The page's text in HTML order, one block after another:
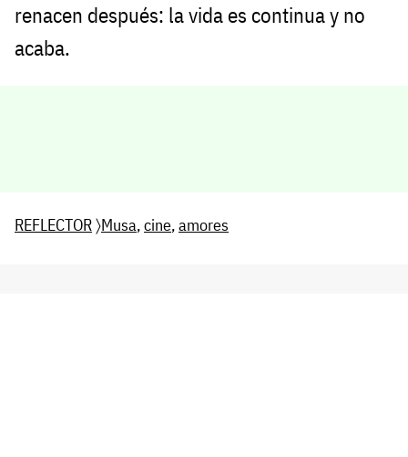
renacen después: la vida es continua y no
acaba.
REFLECTOR〉Musa,cine,amores